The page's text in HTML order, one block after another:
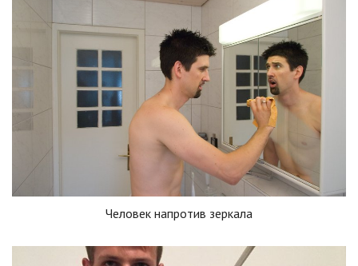
Человек напротив зеркала